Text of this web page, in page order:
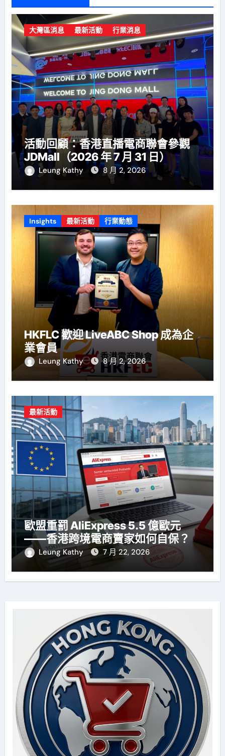
大灣區消息 最新活動 行業消息
活動回顧：香港直播電商聯會參觀
JDMall（2026 年 7 月 31 日）
Leung Kathy 8 月 2, 2026
Insights 最新活動 行業動態
HKFLC 歡迎 LiveABC Shop 成為企
業會員
Leung Kathy 8 月 2, 2026
最新活動
歐盟重罰 AliExpress 5.5 億歐元
——香港跨境電商賣家如何自保？
Leung Kathy 7 月 22, 2026